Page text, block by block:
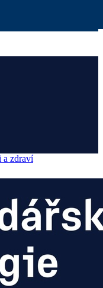
a zdraví